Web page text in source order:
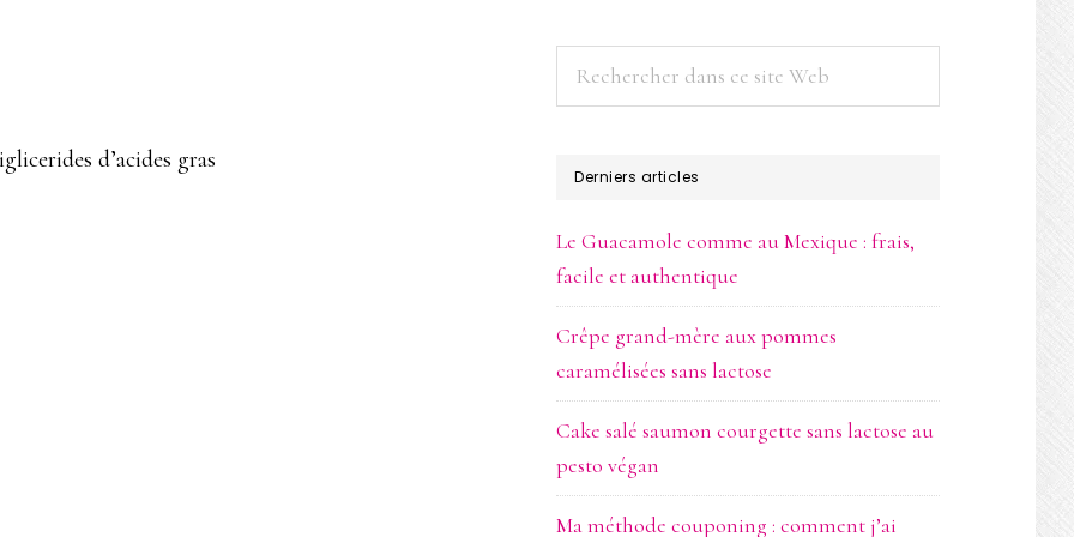
d’acides gras
Rechercher
siteDerniers articles
Le Guacamole comme au Mexique : frais,
facile et authentique
Crêpe grand-mère aux pommes
caramélisées sans lactose
Cake salé saumon courgette sans lactose au
pesto végan
Ma méthode couponing : comment j’ai